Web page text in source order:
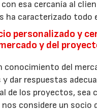
esa cercanía al
ha caracterizado todo
personalizado y
y del
del
dar respuestas
de los proyectos, sea
considere un socio